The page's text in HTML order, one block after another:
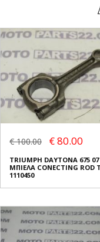
€ 100.00 € 80.00
TRIUMPH DAYTONA 675 07
ΜΠΙΕΛΑ CONECTING ROD T
1110450